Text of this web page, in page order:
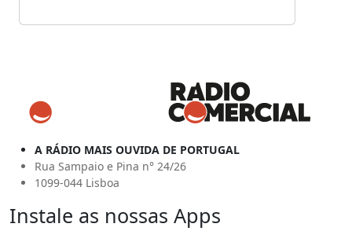
A RÁDIO MAIS OUVIDA DE PORTUGAL
Rua Sampaio e Pina n° 24/26
1099-044 Lisboa
Instale as nossas Apps